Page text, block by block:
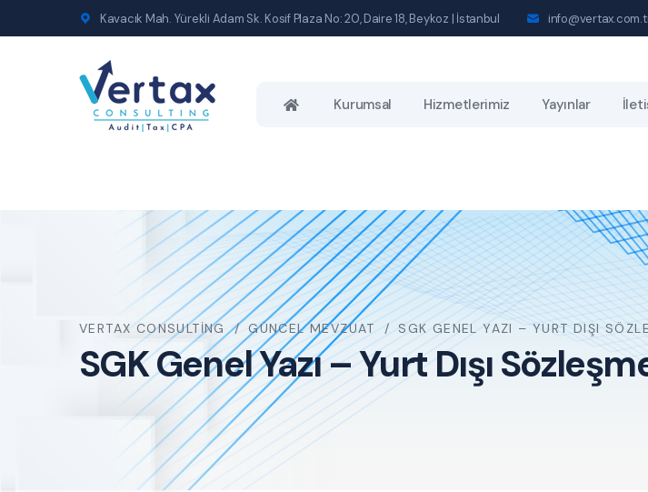
Kavacık Mah. Yürekli Adam Sk. Kosif Plaza No: 20, Daire 18, Beykoz | İstanbul
Kurumsal Hizmetlerimiz Yayınlar
VERTAX CONSULTING GÜNCEL MEVZUAT SGK GENEL YAZI – YURT DIŞI
SGK Genel Yazı – Yurt Dışı